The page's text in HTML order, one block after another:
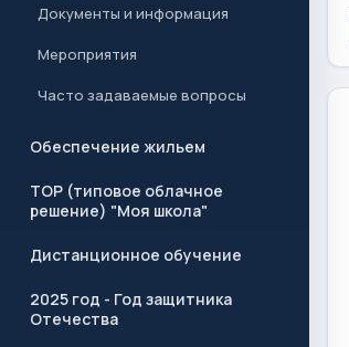
Документы и информация
Мероприятия
Часто задаваемые вопросы
Обеспечение жильем
ТОР (типовое облачное
решение) "Моя школа"
Дистанционное обучение
2025 год - Год защитника
Отечества